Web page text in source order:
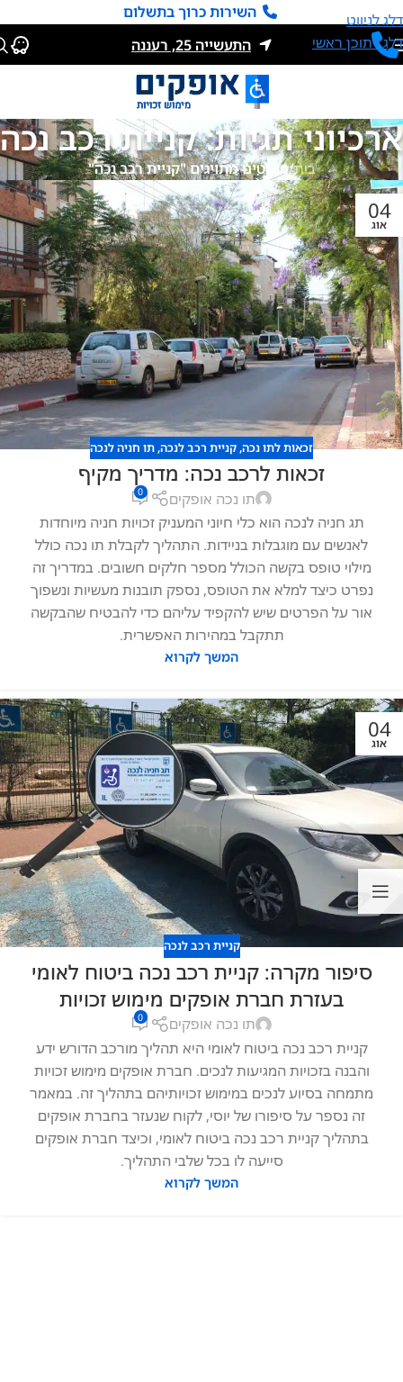
דלג לניווט
דלג לתוכן ראשי
השירות כרוך בתשלום
התעשייה 25, רעננה
ארכיוני תגיות: קניית רכב נכה
בית/פוסטים מתויגים "קניית רכב נכה"
04
אוג
זכאות לתו נכה, קניית רכב לנכה, תו חניה לנכה
זכאות לרכב נכה: מדריך מקיף
תו נכה אופקים 0
תג חניה לנכה הוא כלי חיוני המעניק זכויות חניה מיוחדות
לאנשים עם מוגבלות בניידות. התהליך לקבלת תו נכה כולל
מילוי טופס בקשה הכולל מספר חלקים חשובים. במדריך זה
נפרט כיצד למלא את הטופס, נספק תובנות מעשיות ונשפוך
אור על הפרטים שיש להקפיד עליהם כדי להבטיח שהבקשה
תתקבל במהירות האפשרית.
המשך לקרוא
04
אוג
קניית רכב לנכה
סיפור מקרה: קניית רכב נכה ביטוח לאומי
בעזרת חברת אופקים מימוש זכויות
תו נכה אופקים 0
קניית רכב נכה ביטוח לאומי היא תהליך מורכב הדורש ידע
והבנה בזכויות המגיעות לנכים. חברת אופקים מימוש זכויות
מתמחה בסיוע לנכים במימוש זכויותיהם בתהליך זה. במאמר
זה נספר על סיפורו של יוסי, לקוח שנעזר בחברת אופקים
בתהליך קניית רכב נכה ביטוח לאומי, וכיצד חברת אופקים
סייעה לו בכל שלבי התהליך.
המשך לקרוא